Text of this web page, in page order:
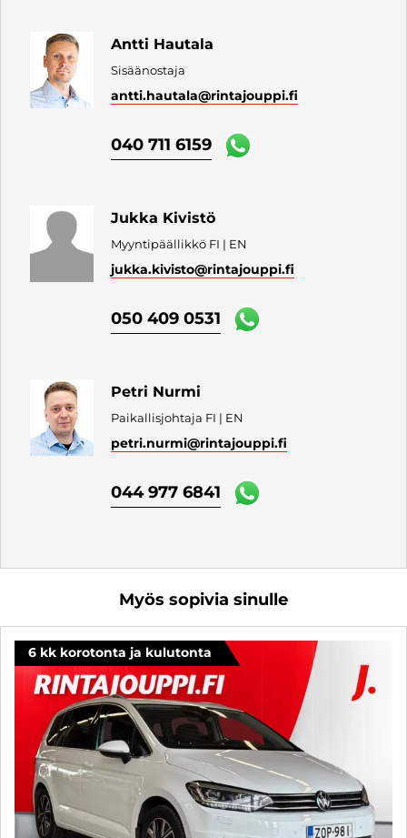
Antti Hautala
Sisäänostaja
antti.hautala@rintajouppi.fi
040 711 6159
Jukka Kivistö
Myyntipäällikkö FI | EN
jukka.kivisto@rintajouppi.fi
050 409 0531
Petri Nurmi
Paikallisjohtaja FI | EN
petri.nurmi@rintajouppi.fi
044 977 6841
Myös sopivia sinulle
6 kk korotonta ja kulutonta